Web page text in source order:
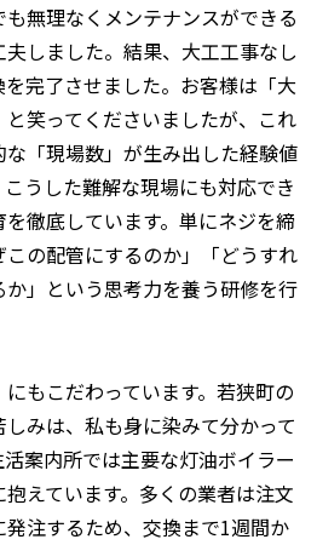
無理なくメンテナンスができる
しました。結果、大工工事なし
完了させました。お客様は「大
笑ってくださいましたが、これ
「現場数」が生み出した経験値
うした難解な現場にも対応でき
徹底しています。単にネジを締
の配管にするのか」「どうすれ
」という思考力を養う研修を行
もこだわっています。若狭町の
みは、私も身に染みて分かって
案内所では主要な灯油ボイラー
えています。多くの業者は注文
注するため、交換まで1週間か